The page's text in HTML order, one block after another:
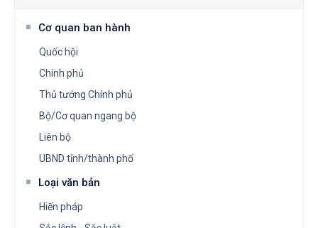
Cơ quan ban hành
Quốc hội
Chính phủ
Thủ tướng Chính phủ
Bộ/Cơ quan ngang bộ
Liên bộ
UBND tỉnh/thành phố
Loại văn bản
Hiến pháp